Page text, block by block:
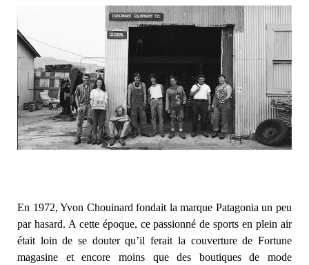
En 1972, Yvon Chouinard fondait la marque Patagonia un peu
par hasard. A cette époque, ce passionné de sports en plein air
était loin de se douter qu’il ferait la couverture de Fortune
magasine et encore moins que des boutiques de mode